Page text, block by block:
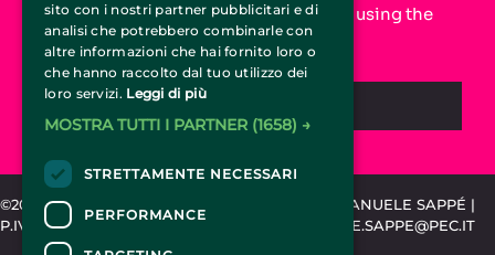
Increase your online visibility and start using the
CircusTicket.it promotion service
REQUEST INFORMATION
©2015-2024 CIRCUSTICKET.IT | SPEMCOM DI EMANUELE SAPPÉ |
P.IVA 11318020010 | REA TO-1203889 | EMANUELE.SAPPE@PEC.IT
sito con i nostri partner pubblicitari e di
analisi che potrebbero combinarle con
altre informazioni che hai fornito loro o
che hanno raccolto dal tuo utilizzo dei
loro servizi. Leggi di più
MOSTRA TUTTI I PARTNER (1658) →
STRETTAMENTE NECESSARI
PERFORMANCE